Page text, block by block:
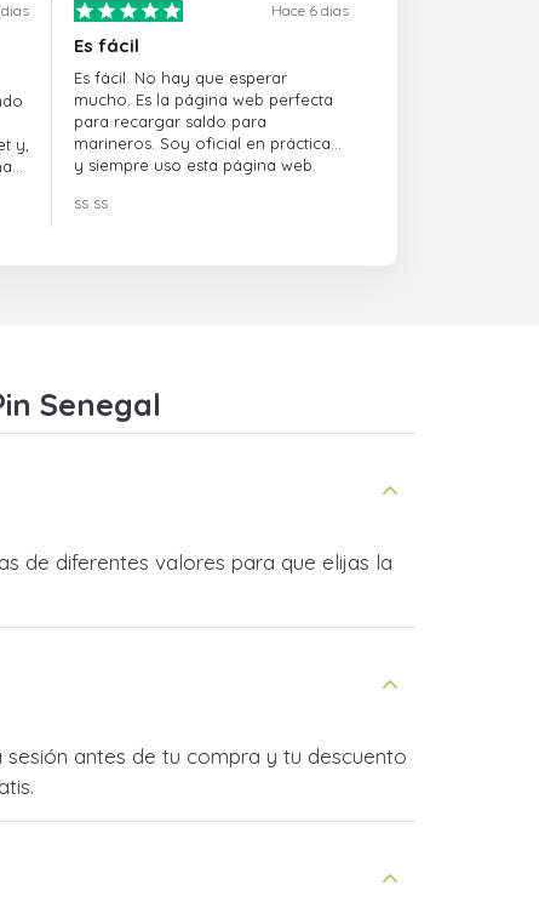
y,
Hace 6 dias
Es fácil
Es fácil. No hay que esperar
mucho. Es la página web perfecta
para recargar saldo para
marineros. Soy oficial en prácticas
y siempre uso esta página web.
ss ss
Senegal
de diferentes valores para que elijas la
antes de tu compra y tu descuento